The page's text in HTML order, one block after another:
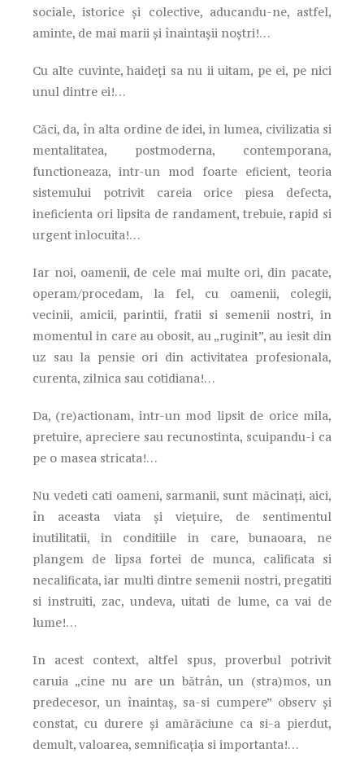
sociale, istorice și colective, aducandu-ne, astfel,
aminte, de mai marii și înaintașii noștri!…
Cu alte cuvinte, haideți sa nu ii uitam, pe ei, pe nici
unul dintre ei!…
Căci, da, în alta ordine de idei, in lumea, civilizatia si
mentalitatea, postmoderna, contemporana,
functioneaza, intr-un mod foarte eficient, teoria
sistemului potrivit careia orice piesa defecta,
ineficienta ori lipsita de randament, trebuie, rapid si
urgent inlocuita!…
Iar noi, oamenii, de cele mai multe ori, din pacate,
operam/procedam, la fel, cu oamenii, colegii,
vecinii, amicii, parintii, fratii si semenii nostri, in
momentul in care au obosit, au „ruginit”, au iesit din
uz sau la pensie ori din activitatea profesionala,
curenta, zilnica sau cotidiana!…
Da, (re)actionam, intr-un mod lipsit de orice mila,
pretuire, apreciere sau recunostinta, scuipandu-i ca
pe o masea stricata!…
Nu vedeti cati oameni, sarmanii, sunt măcinați, aici,
în aceasta viata și viețuire, de sentimentul
inutilitatii, in conditiile in care, bunaoara, ne
plangem de lipsa fortei de munca, calificata si
necalificata, iar multi dintre semenii nostri, pregatiti
si instruiti, zac, undeva, uitati de lume, ca vai de
lume!…
In acest context, altfel spus, proverbul potrivit
caruia „cine nu are un bătrân, un (stra)mos, un
predecesor, un înaintaș, sa-si cumpere” observ și
constat, cu durere și amărăciune ca si-a pierdut,
demult, valoarea, semnificația si importanta!…